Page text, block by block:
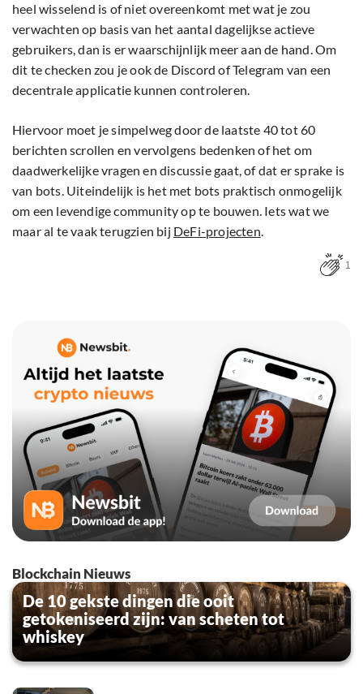
heel wisselend is of niet overeenkomt met wat je zou
verwachten op basis van het aantal dagelijkse actieve
gebruikers, dan is er waarschijnlijk meer aan de hand. Om
dit te checken zou je ook de Discord of Telegram van een
decentrale applicatie kunnen controleren.
Hiervoor moet je simpelweg door de laatste 40 tot 60
berichten scrollen en vervolgens bedenken of het om
daadwerkelijke vragen en discussie gaat, of dat er sprake is
van bots. Uiteindelijk is het met bots praktisch onmogelijk
om een levendige community op te bouwen. Iets wat we
maar al te vaak terugzien bij DeFi-projecten.
1
Blockchain Nieuws
De 10 gekste dingen die ooit
getokeniseerd zijn: van scheten tot
whiskey